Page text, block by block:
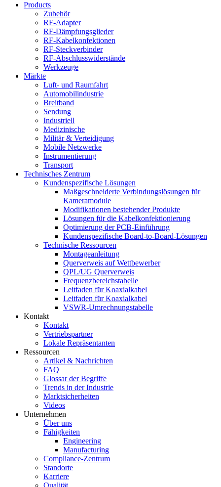
Products
Zubehör
RF-Adapter
RF-Dämpfungsglieder
RF-Kabelkonfektionen
RF-Steckverbinder
RF-Abschlusswiderstände
Werkzeuge
Märkte
Luft- und Raumfahrt
Automobilindustrie
Breitband
Sendung
Industriell
Medizinische
Militär & Verteidigung
Mobile Netzwerke
Instrumentierung
Transport
Technisches Zentrum
Kundenspezifische Lösungen
Maßgeschneiderte Verbindungslösungen für
Kameramodule
Modifikationen bestehender Produkte
Lösungen für die Kabelkonfektionierung
Optimierung der PCB-Einführung
Kundenspezifische Board-to-Board-Lösungen
Technische Ressourcen
Montageanleitung
Querverweis auf Wettbewerber
QPL/UG Querverweis
Frequenzbereichstabelle
Leitfaden für Koaxialkabel
Leitfaden für Koaxialkabel
VSWR-Umrechnungstabelle
Kontakt
Kontakt
Vertriebspartner
Lokale Repräsentanten
Ressourcen
Artikel & Nachrichten
FAQ
Glossar der Begriffe
Trends in der Industrie
Marktsicherheiten
Videos
Unternehmen
Über uns
Fähigkeiten
Engineering
Manufacturing
Compliance-Zentrum
Standorte
Karriere